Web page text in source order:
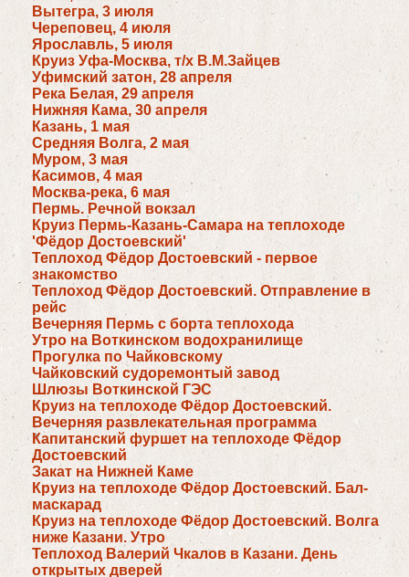
Вытегра, 3 июля
Череповец, 4 июля
Ярославль, 5 июля
Круиз Уфа-Москва, т/х В.М.Зайцев
Уфимский затон, 28 апреля
Река Белая, 29 апреля
Нижняя Кама, 30 апреля
Казань, 1 мая
Средняя Волга, 2 мая
Муром, 3 мая
Касимов, 4 мая
Москва-река, 6 мая
Пермь. Речной вокзал
Круиз Пермь-Казань-Самара на теплоходе
'Фёдор Достоевский'
Теплоход Фёдор Достоевский - первое
знакомство
Теплоход Фёдор Достоевский. Отправление в
рейс
Вечерняя Пермь с борта теплохода
Утро на Воткинском водохранилище
Прогулка по Чайковскому
Чайковский судоремонтый завод
Шлюзы Воткинской ГЭС
Круиз на теплоходе Фёдор Достоевский.
Вечерняя развлекательная программа
Капитанский фуршет на теплоходе Фёдор
Достоевский
Закат на Нижней Каме
Круиз на теплоходе Фёдор Достоевский. Бал-
маскарад
Круиз на теплоходе Фёдор Достоевский. Волга
ниже Казани. Утро
Теплоход Валерий Чкалов в Казани. День
открытых дверей